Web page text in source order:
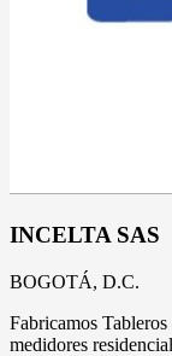
INCELTA SAS
BOGOTÁ, D.C.
Fabricamos
medidores